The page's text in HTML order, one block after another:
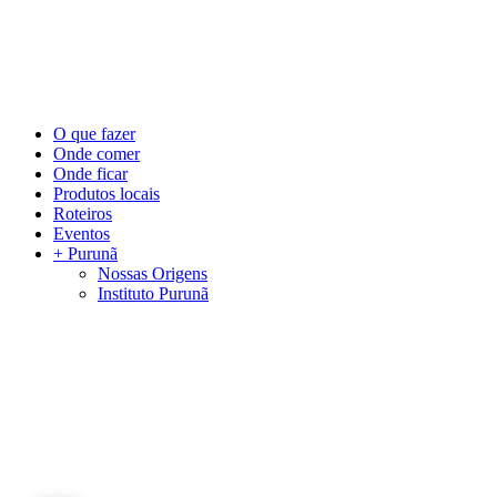
Close
Menu
O que fazer
Onde comer
Onde ficar
Produtos locais
Roteiros
Eventos
+ Purunã
Nossas Origens
Instituto Purunã